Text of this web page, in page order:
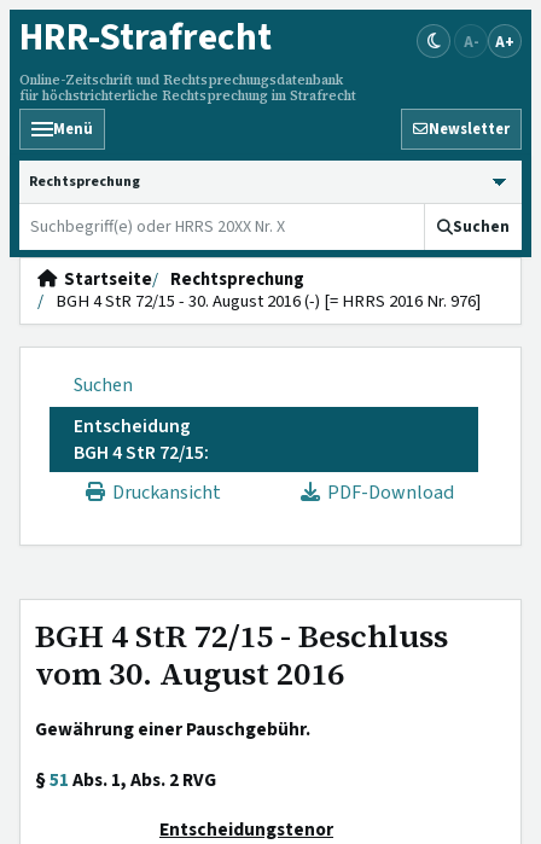
HRR-Strafrecht
Online-Zeitschrift und Rechtsprechungsdatenbank
für höchstrichterliche Rechtsprechung im Strafrecht
A- A+
Menü Newsletter
HRRS durchsuchen
Suchen
Startseite
Rechtsprechung
BGH 4 StR 72/15 - 30. August 2016 (-) [= HRRS 2016 Nr. 976]
Suchen
Entscheidung
BGH 4 StR 72/15:
Druckansicht
PDF-Download
BGH 4 StR 72/15 - Beschluss
vom 30. August 2016
Gewährung einer Pauschgebühr.
§51Abs. 1, Abs. 2 RVG
Entscheidungstenor